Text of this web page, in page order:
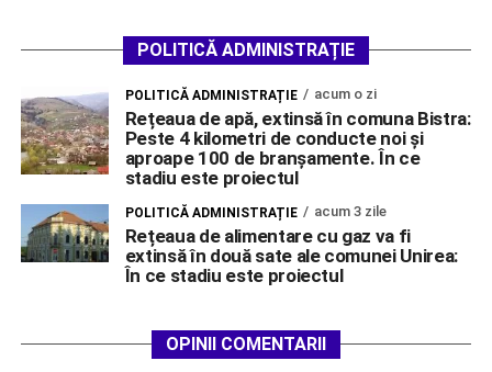
POLITICĂ ADMINISTRAȚIE
POLITICĂ ADMINISTRAȚIE acum o zi
Rețeaua de apă, extinsă în comuna Bistra:
Peste 4 kilometri de conducte noi și
aproape 100 de branșamente. În ce
stadiu este proiectul
POLITICĂ ADMINISTRAȚIE acum 3 zile
Rețeaua de alimentare cu gaz va fi
extinsă în două sate ale comunei Unirea:
În ce stadiu este proiectul
OPINII COMENTARII